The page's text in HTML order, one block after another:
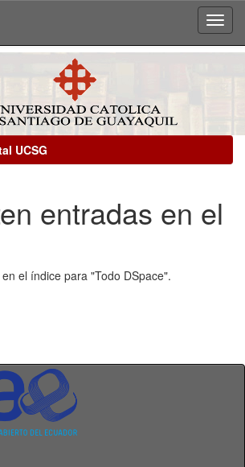
UCSG
entradas en el
el índice para "Todo DSpace".